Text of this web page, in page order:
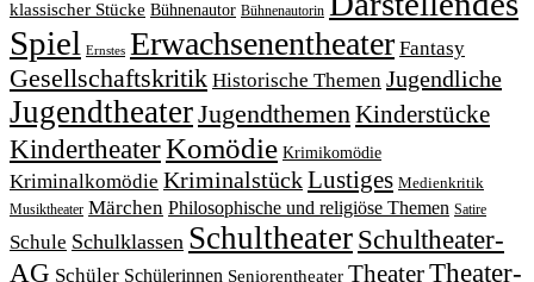
klassischer Stücke Bühnenautor Bühnenautorin
Spiel Ernstes Erwachsenentheater Fantasy
Gesellschaftskritik Historische Themen Jugendliche
JugendtheaterJugendthemen Kinderstücke
KindertheaterKomödie Krimikomödie
Kriminalkomödie KriminalstückLustiges Medienkritik
Musiktheater Märchen Philosophische und religiöse Themen Satire
Schule Schulklassen Schultheater Schultheater-
AG Schüler Schülerinnen Seniorentheater TheaterTheater-